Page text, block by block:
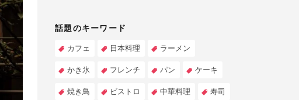
話題のキーワード
カフェ 日本料理 ラーメン
かき氷 フレンチ パン ケーキ
焼き鳥 ビストロ 中華料理 寿司